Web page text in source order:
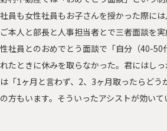
社員も女性社員もお子さんを授かった際には
ご本人と部長と人事担当者とで三者面談を
性社員とのおめでとう面談で「自分（40-50
れたときに休みを取らなかった。君にはし
は「1ヶ月と言わず、2、3ヶ月取ったらどう
の方もいます。そういったアシストが効いて